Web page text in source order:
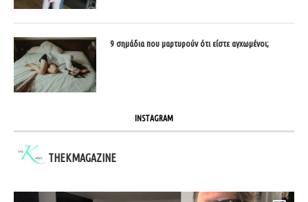
9 σημάδια που μαρτυρούν ότι είστε αγχωμένοι;
INSTAGRAM
THEKMAGAZINE